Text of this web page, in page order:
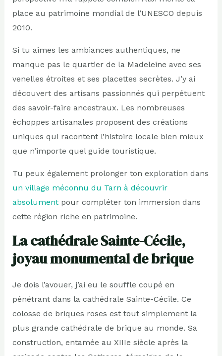
place au patrimoine mondial de l’UNESCO depuis
2010.
Si tu aimes les ambiances authentiques, ne
manque pas le quartier de la Madeleine avec ses
venelles étroites et ses placettes secrètes. J’y ai
découvert des artisans passionnés qui perpétuent
des savoir-faire ancestraux. Les nombreuses
échoppes artisanales proposent des créations
uniques qui racontent l’histoire locale bien mieux
que n’importe quel guide touristique.
Tu peux également prolonger ton exploration dans
un village méconnu du Tarn à découvrir
absolumentpour compléter ton immersion dans
cette région riche en patrimoine.
La cathédrale Sainte-Cécile,
joyau monumental de brique
Je dois l’avouer, j’ai eu le souffle coupé en
pénétrant dans la cathédrale Sainte-Cécile. Ce
colosse de briques roses est tout simplement la
plus grande cathédrale de brique au monde. Sa
construction, entamée au XIIIe siècle après la